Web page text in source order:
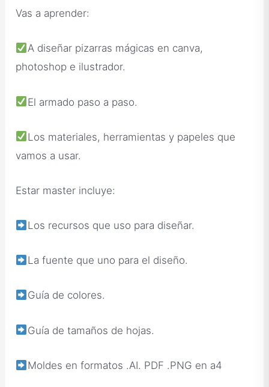
Vas a aprender:
A diseñar pizarras mágicas en canva,
photoshop e ilustrador.
El armado paso a paso.
Los materiales, herramientas y papeles que
vamos a usar.
Estar master incluye:
Los recursos que uso para diseñar.
La fuente que uno para el diseño.
Guía de colores.
Guía de tamaños de hojas.
Moldes en formatos .AI. PDF .PNG en a4